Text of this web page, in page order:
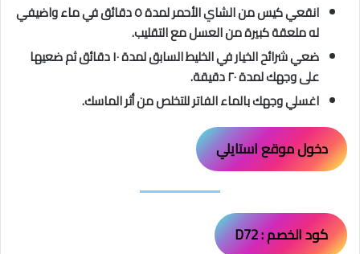
انقعي كيس من الشاي الأحمر لمدة ٥ دقائق في ماء واضيفي
له ملعقة كبيرة من العسل مع التقليب.
ضعي شرائح الخيار في الخليط السابق لمدة ١٠ دقائق ثم ضعيها
على وجهك لمدة ٢٠ دقيقة.
اغسلي وجهك بالماء الفاتر للتخلص من أثر الماسك.
دخول موقع استايلي
كود الخصم : D72